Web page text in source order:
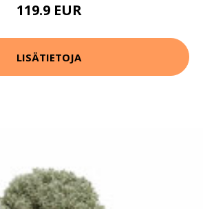
119.9 EUR
LISÄTIETOJA